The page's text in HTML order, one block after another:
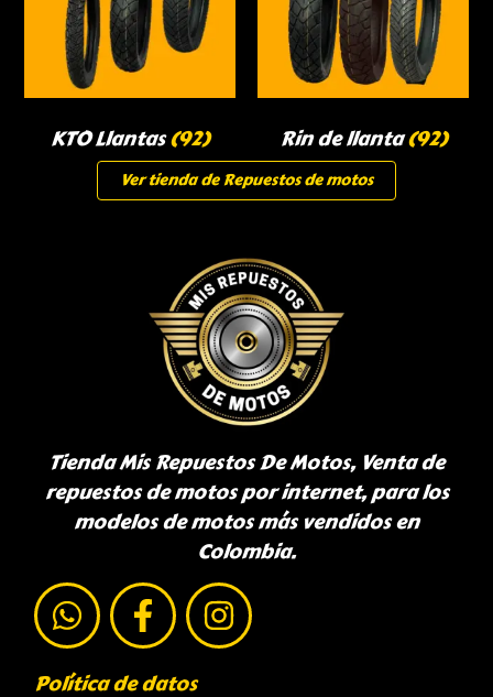
KTO Llantas(92) Rin de llanta(92)
Ver tienda de Repuestos de motos
Tienda Mis Repuestos De Motos, Venta de
repuestos de motos por internet, para los
modelos de motos más vendidos en
Colombia.
Política de datos